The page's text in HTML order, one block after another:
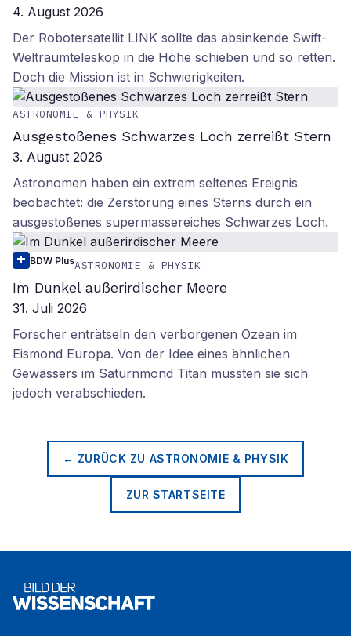
4. August 2026
Der Robotersatellit LINK sollte das absinkende Swift-
Weltraumteleskop in die Höhe schieben und so retten.
Doch die Mission ist in Schwierigkeiten.
ASTRONOMIE & PHYSIK
Ausgestoßenes Schwarzes Loch zerreißt Stern
3. August 2026
Astronomen haben ein extrem seltenes Ereignis
beobachtet: die Zerstörung eines Sterns durch ein
ausgestoßenes supermassereiches Schwarzes Loch.
BDW PlusASTRONOMIE & PHYSIK
Im Dunkel außerirdischer Meere
31. Juli 2026
Forscher enträtseln den verborgenen Ozean im
Eismond Europa. Von der Idee eines ähnlichen
Gewässers im Saturnmond Titan mussten sie sich
jedoch verabschieden.
← ZURÜCK ZU ASTRONOMIE & PHYSIK
ZUR STARTSEITE